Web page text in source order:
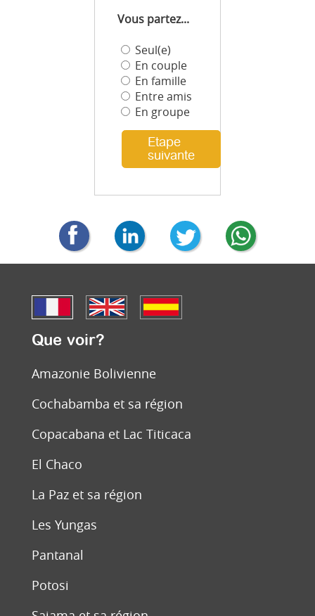
Vous partez...
Seul(e)
En couple
En famille
Entre amis
En groupe
Etape
suivante
Que voir?
Amazonie Bolivienne
Cochabamba et sa région
Copacabana et Lac Titicaca
El Chaco
La Paz et sa région
Les Yungas
Pantanal
Potosi